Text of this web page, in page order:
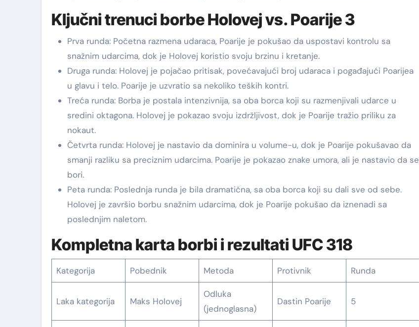
Ključni trenuci borbe Holovej vs. Poarije 3
Prva runda: Početna razmena udaraca, Poarije je pokušao da uspostavi kontrolu sa
snažnim udarcima, dok je Holovej koristio svoju brzinu i kretanje.
Druga runda: Holovej je pojačao pritisak, povećavajući broj udaraca i pogađajući Poarijea
u glavu i telo. Poarije je uzvratio sa nekoliko teških kontri.
Treća runda: Borba je postala intenzivnija, sa oba borca koji su razmenjivali udarce u
sredini oktagona. Holovej je pokazao svoju izdržljivost, dok je Poarije tražio priliku za
nokaut.
Četvrta runda: Holovej je nastavio da dominira u volume-u, dok je Poarije pokušavao da
smanji razliku sa preciznim udarcima. Poarije je pokazao znake umora, ali je nastavio da se
bori.
Peta runda: Poslednja runda je bila dramatična, sa oba borca koji su dali sve od sebe.
Holovej je završio borbu snažnim udarcima, dok je Poarije pokušao da iznenadi sa
poslednjim naletom.
Kompletna karta borbi i rezultati UFC 318
Kategorija Pobednik Metoda Protivnik Runda
Laka kategorija Maks Holovej
Odluka
(jednoglasna)
Dastin Poarije 5